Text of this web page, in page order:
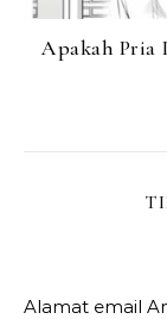
Apakah Pria
Alamat email